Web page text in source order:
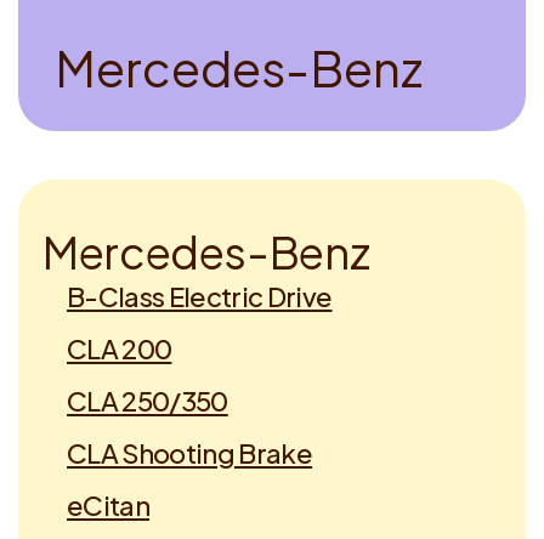
Dutch
Mercedes-Benz
Mercedes-Benz
B-Class Electric Drive
CLA 200
CLA 250/350
CLA Shooting Brake
eCitan